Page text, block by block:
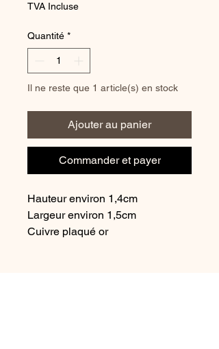
TVA Incluse
Quantité *
Il ne reste que 1 article(s) en stock
Ajouter au panier
Commander et payer
Hauteur environ 1,4cm
Largeur environ 1,5cm
Cuivre plaqué or